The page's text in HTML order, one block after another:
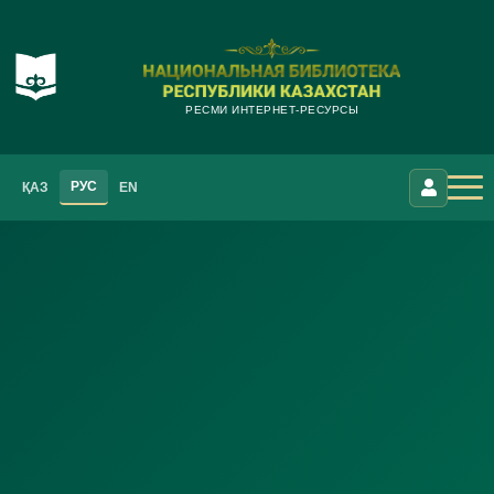
РЕСМИ ИНТЕРНЕТ-РЕСУРСЫ
ҚАЗ РУС EN